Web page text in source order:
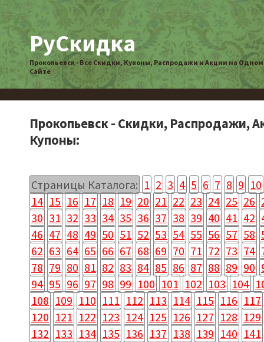
РуСкидка
Прокопьевск - Все Скидки, Купоны, Распродажи и Акции на Одном
Сайте
Прокопьевск - Скидки, Распродажи,
Купоны:
Страницы Каталога: 1 2 3 4 5 6 7 8 9 10
14 15 16 17 18 19 20 21 22 23 24 25 26
30 31 32 33 34 35 36 37 38 39 40 41 42
46 47 48 49 50 51 52 53 54 55 56 57 58
62 63 64 65 66 67 68 69 70 71 72 73 74
78 79 80 81 82 83 84 85 86 87 88 89 90
94 95 96 97 98 99 100 101 102 103 104
108 109 110 111 112 113 114 115 116 117
120 121 122 123 124 125 126 127 128 129
132 133 134 135 136 137 138 139 140 141